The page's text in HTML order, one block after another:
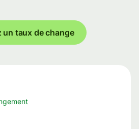
un taux de change